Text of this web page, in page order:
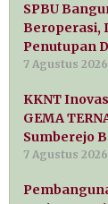
SPBU
Beroperasi,
Penutupan
7 Agustus 2026
KKNT
GEMA
Sumberejo
7 Agustus 2026